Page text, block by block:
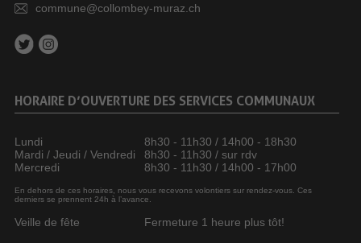
commune@collombey-muraz.ch
HORAIRE D’OUVERTURE DES SERVICES COMMUNAUX
Lundi
8h30 - 11h30 / 14h00 - 18h30
Mardi / Jeudi / Vendredi
8h30 - 11h30 / sur rdv
Mercredi
8h30 - 11h30 / 14h00 - 17h00
En dehors de ces horaires, nous vous recevons volontiers sur rendez-vous. Ces
derniers se prennent 24h à l’avance.
Veille de fête Fermeture 1 heure plus tôt!